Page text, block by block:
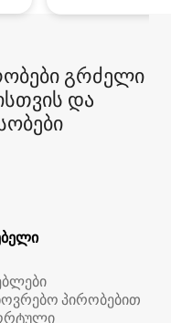
გრძელი
და
პირობებით